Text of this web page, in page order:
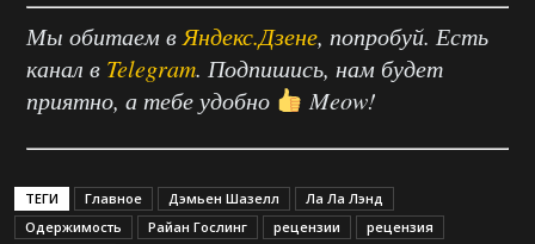
Мы обитаем в Яндекс.Дзене, попробуй. Есть
канал в Telegram. Подпишись, нам будет
приятно, а тебе удобно
Meow!
ТЕГИ Главное Дэмьен Шазелл
Ла Ла Лэнд
Одержимость
Райан Гослинг рецензии
рецензия